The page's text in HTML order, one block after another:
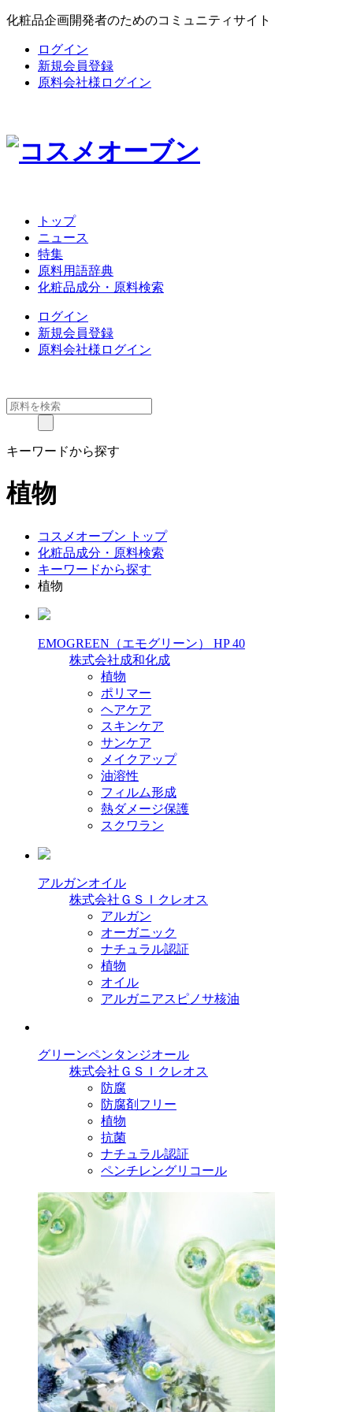
化粧品企画開発者のためのコミュニティサイト
ログイン
新規会員登録
原料会社様ログイン
トップ
ニュース
特集
原料用語辞典
化粧品成分・原料検索
ログイン
新規会員登録
原料会社様ログイン
キーワードから探す
植物
コスメオーブン トップ
化粧品成分・原料検索
キーワードから探す
植物
EMOGREEN（エモグリーン） HP 40
株式会社成和化成
植物
ポリマー
ヘアケア
スキンケア
サンケア
メイクアップ
油溶性
フィルム形成
熱ダメージ保護
スクワラン
アルガンオイル
株式会社ＧＳＩクレオス
アルガン
オーガニック
ナチュラル認証
植物
オイル
アルガニアスピノサ核油
グリーンペンタンジオール
株式会社ＧＳＩクレオス
防腐
防腐剤フリー
植物
抗菌
ナチュラル認証
ペンチレングリコール